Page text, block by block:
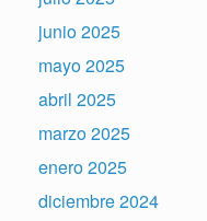
junio 2025
mayo 2025
abril 2025
marzo 2025
enero 2025
diciembre 2024